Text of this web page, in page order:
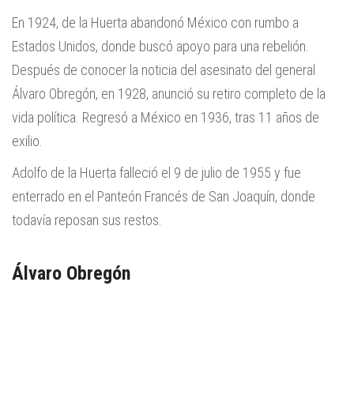
En 1924, de la Huerta abandonó México con rumbo a
Estados Unidos, donde buscó apoyo para una rebelión.
Después de conocer la noticia del asesinato del general
Álvaro Obregón, en 1928, anunció su retiro completo de la
vida política. Regresó a México en 1936, tras 11 años de
exilio.
Adolfo de la Huerta falleció el 9 de julio de 1955 y fue
enterrado en el Panteón Francés de San Joaquín, donde
todavía reposan sus restos.
Álvaro Obregón